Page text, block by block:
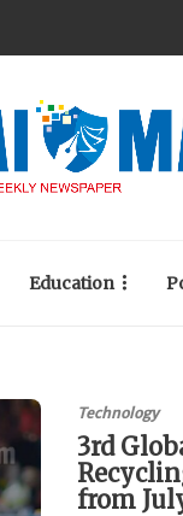
Education
Technology
3rd
from